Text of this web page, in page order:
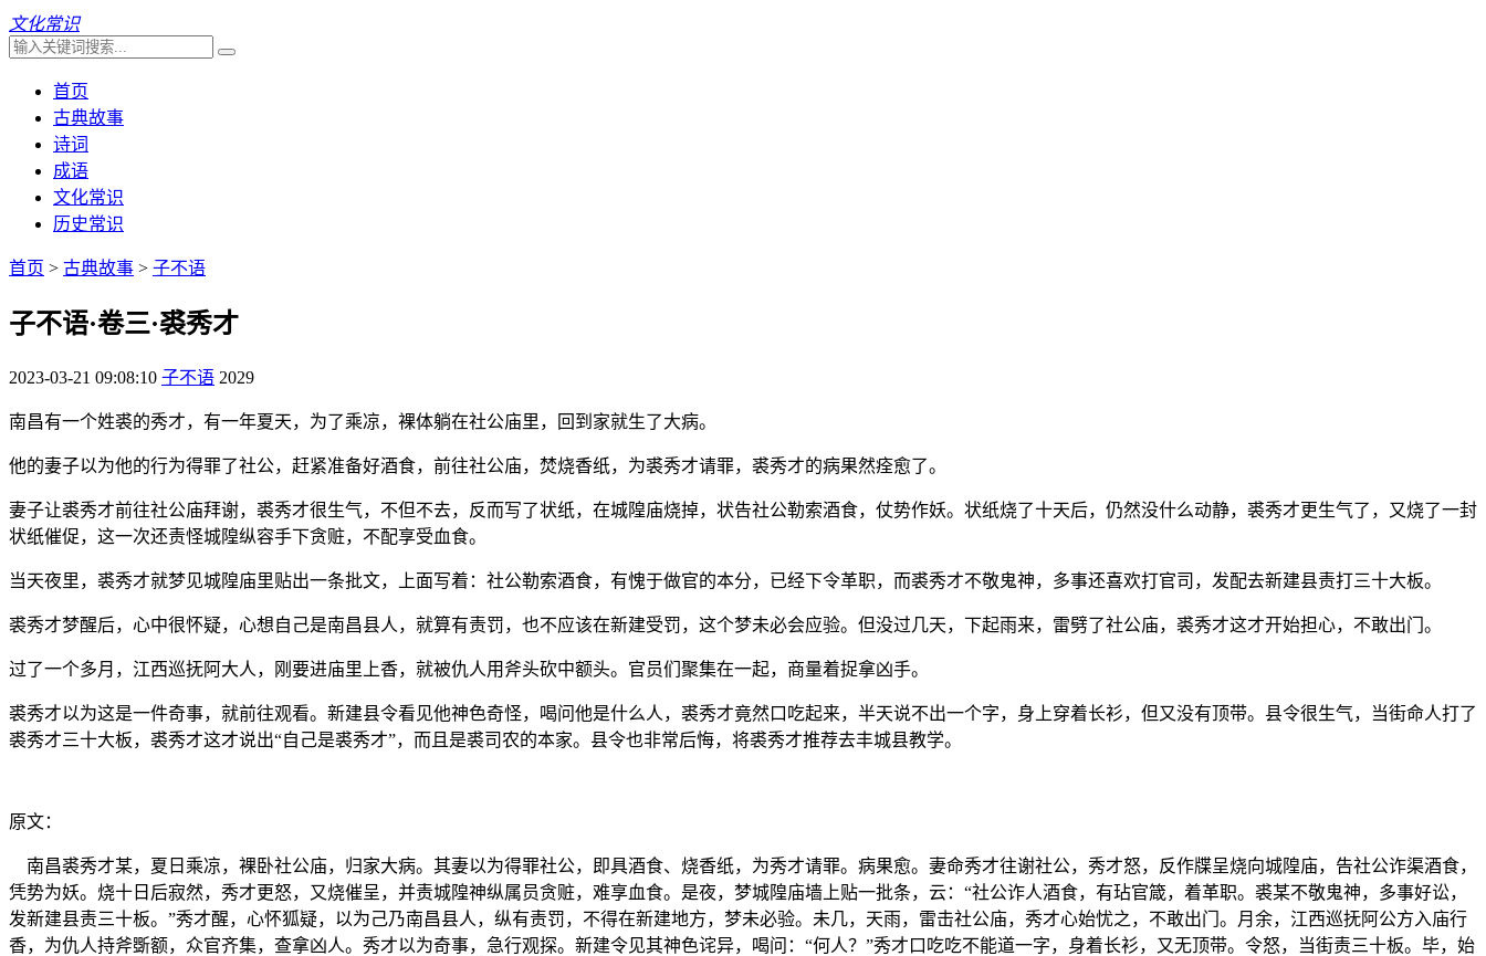
文化常识
首页
古典故事
诗词
成语
文化常识
历史常识
首页 > 古典故事 > 子不语
子不语·卷三·裘秀才
2023-03-21 09:08:10 子不语 2029
南昌有一个姓裘的秀才，有一年夏天，为了乘凉，裸体躺在社公庙里，回到家就生了大病。
他的妻子以为他的行为得罪了社公，赶紧准备好酒食，前往社公庙，焚烧香纸，为裘秀才请罪，裘秀才的病果然痊愈了。
妻子让裘秀才前往社公庙拜谢，裘秀才很生气，不但不去，反而写了状纸，在城隍庙烧掉，状告社公勒索酒食，仗势作妖。状纸烧了十天后，仍然没什么动静，裘秀才更生气了，又烧了一封
状纸催促，这一次还责怪城隍纵容手下贪赃，不配享受血食。
当天夜里，裘秀才就梦见城隍庙里贴出一条批文，上面写着：社公勒索酒食，有愧于做官的本分，已经下令革职，而裘秀才不敬鬼神，多事还喜欢打官司，发配去新建县责打三十大板。
裘秀才梦醒后，心中很怀疑，心想自己是南昌县人，就算有责罚，也不应该在新建受罚，这个梦未必会应验。但没过几天，下起雨来，雷劈了社公庙，裘秀才这才开始担心，不敢出门。
过了一个多月，江西巡抚阿大人，刚要进庙里上香，就被仇人用斧头砍中额头。官员们聚集在一起，商量着捉拿凶手。
裘秀才以为这是一件奇事，就前往观看。新建县令看见他神色奇怪，喝问他是什么人，裘秀才竟然口吃起来，半天说不出一个字，身上穿着长衫，但又没有顶带。县令很生气，当街命人打了
裘秀才三十大板，裘秀才这才说出“自己是裘秀才”，而且是裘司农的本家。县令也非常后悔，将裘秀才推荐去丰城县教学。
原文：
南昌裘秀才某，夏日乘凉，裸卧社公庙，归家大病。其妻以为得罪社公，即具酒食、烧香纸，为秀才请罪。病果愈。妻命秀才往谢社公，秀才怒，反作牒呈烧向城隍庙，告社公诈渠酒食，
凭势为妖。烧十日后寂然，秀才更怒，又烧催呈，并责城隍神纵属员贪赃，难享血食。是夜，梦城隍庙墙上贴一批条，云：“社公诈人酒食，有玷官箴，着革职。裘某不敬鬼神，多事好讼，
发新建县责三十板。”秀才醒，心怀狐疑，以为己乃南昌县人，纵有责罚，不得在新建地方，梦未必验。未几，天雨，雷击社公庙，秀才心始忧之，不敢出门。月余，江西巡抚阿公方入庙行
香，为仇人持斧斲额，众官齐集，查拿凶人。秀才以为奇事，急行观探。新建令见其神色诧异，喝问：“何人？”秀才口吃吃不能道一字，身着长衫，又无顶带。令怒，当街责三十板。毕，始